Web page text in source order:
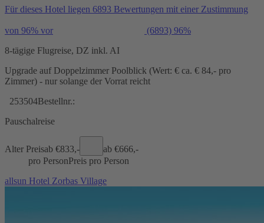
Für dieses Hotel liegen 6893 Bewertungen mit einer Zustimmung
von 96% vor (6893) 96%
8-tägige Flugreise, DZ inkl. AI
Upgrade auf Doppelzimmer Poolblick (Wert: € ca. € 84,- pro
Zimmer) - nur solange der Vorrat reicht
253504Bestellnr.:
Pauschalreise
Alter Preisab €833,- ab €666,-
pro PersonPreis pro Person
allsun Hotel Zorbas Village